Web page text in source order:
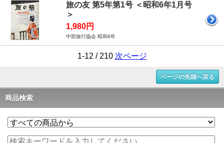
旅の友 第5年第1号 ＜昭和6年1月号
＞
1,980円
中部旅行協会 昭和6年
1-12 / 210 次ページ
ページの先頭へ戻る
商品検索